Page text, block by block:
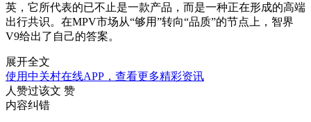
英，它所代表的已不止是一款产品，而是一种正在形成的高端
出行共识。在MPV市场从“够用”转向“品质”的节点上，智界
V9给出了自己的答案。
展开全文
使用中关村在线APP，查看更多精彩资讯
人赞过该文 赞
内容纠错